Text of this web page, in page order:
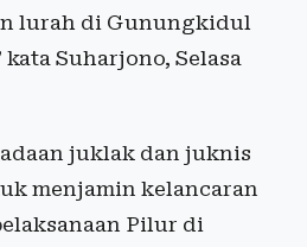
lurah di Gunungkidul
Suharjono, Selasa
juklak dan juknis
menjamin kelancaran
Pilur di